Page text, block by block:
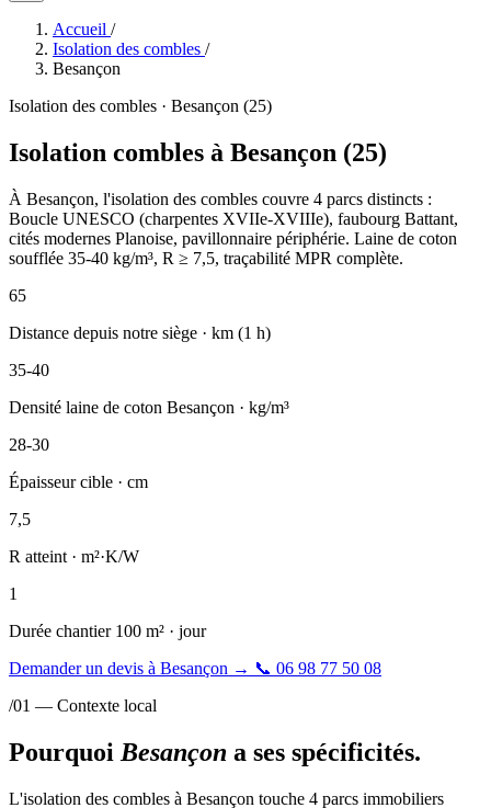
Accueil /
Isolation des combles /
Besançon
Isolation des combles · Besançon (25)
Isolation combles à Besançon (25)
À Besançon, l'isolation des combles couvre 4 parcs distincts :
Boucle UNESCO (charpentes XVIIe-XVIIIe), faubourg Battant,
cités modernes Planoise, pavillonnaire périphérie. Laine de coton
soufflée 35-40 kg/m³, R ≥ 7,5, traçabilité MPR complète.
65
Distance depuis notre siège · km (1 h)
35-40
Densité laine de coton Besançon · kg/m³
28-30
Épaisseur cible · cm
7,5
R atteint · m²·K/W
1
Durée chantier 100 m² · jour
Demander un devis à Besançon → 📞 06 98 77 50 08
/01 — Contexte local
Pourquoi Besançon a ses spécificités.
L'isolation des combles à Besançon touche 4 parcs immobiliers